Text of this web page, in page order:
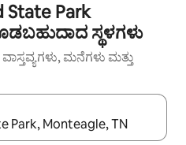
State Park
ಸ್ಥಳಗಳು
ಮನೆಗಳು ಮತ್ತು
ಮತ್ತು ಡೌನ್ ಬಾಣದ ಕೀಲಿಗಳೊಂದಿಗೆ